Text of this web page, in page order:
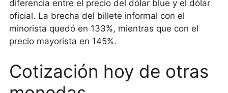
diferencia entre el precio del dólar blue y el dólar
oficial. La brecha del billete informal con el
minorista quedó en 133%, mientras que con el
precio mayorista en 145%.
Cotización hoy de otras